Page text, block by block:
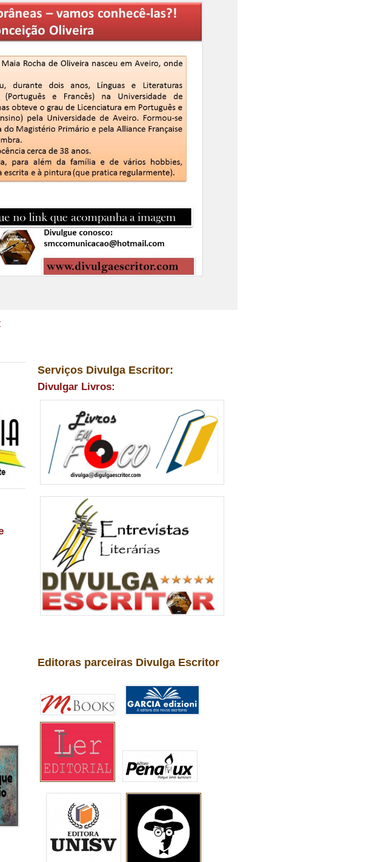
Serviços Divulga Escritor:
Divulgar Livros:
Editoras parceiras Divulga Escritor